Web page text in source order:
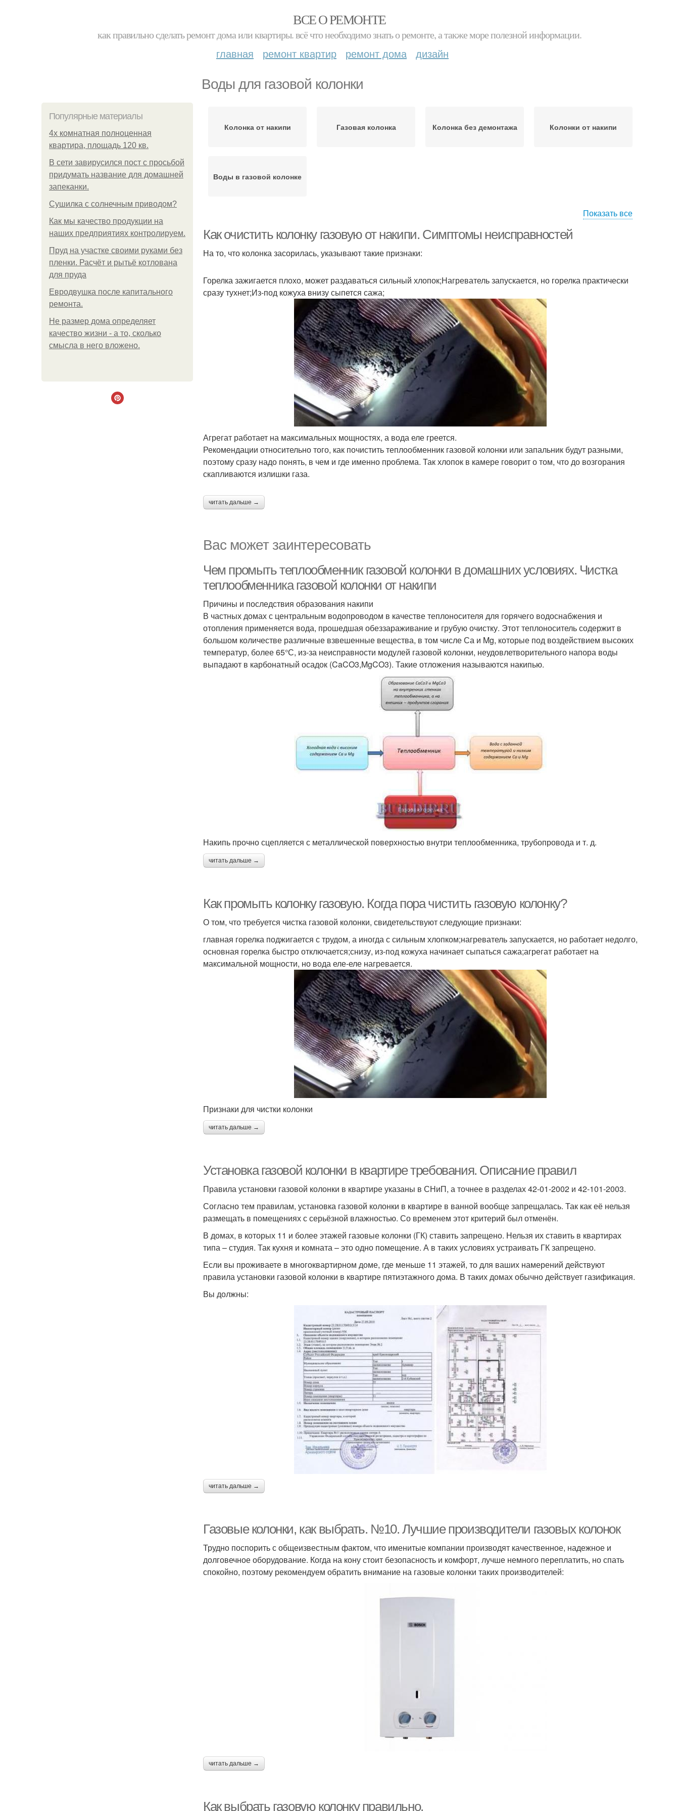
ВСЕ О РЕМОНТЕ
как правильно сделать ремонт дома или квартиры. всё что необходимо знать о ремонте, а также море полезной информации.
главная ремонт квартир ремонт дома дизайн
Воды для газовой колонки
Популярные материалы
4x комнатная полноценная
квартира, площадь 120 кв.
В сети завирусился пост с просьбой
придумать название для домашней
запеканки.
Сушилка с солнечным приводом?
Как мы качество продукции на
наших предприятиях контролируем.
Пруд на участке своими руками без
пленки. Расчёт и рытьё котлована
для пруда
Евродвушка после капитального
ремонта.
Не размер дома определяет
качество жизни - а то, сколько
смысла в него вложено.
Колонка от накипи Газовая колонка Колонка без демонтажа Колонки от накипи
Воды в газовой колонке
Показать все
Как очистить колонку газовую от накипи. Симптомы неисправностей
На то, что колонка засорилась, указывают такие признаки:
Горелка зажигается плохо, может раздаваться сильный хлопок;Нагреватель запускается, но горелка практически
сразу тухнет;Из-под кожуха внизу сыпется сажа;
Агрегат работает на максимальных мощностях, а вода еле греется.
Рекомендации относительно того, как почистить теплообменник газовой колонки или запальник будут разными,
поэтому сразу надо понять, в чем и где именно проблема. Так хлопок в камере говорит о том, что до возгорания
скапливаются излишки газа.
читать дальше →
Вас может заинтересовать
Чем промыть теплообменник газовой колонки в домашних условиях. Чистка
теплообменника газовой колонки от накипи
Причины и последствия образования накипи
В частных домах с центральным водопроводом в качестве теплоносителя для горячего водоснабжения и
отопления применяется вода, прошедшая обеззараживание и грубую очистку. Этот теплоноситель содержит в
большом количестве различные взвешенные вещества, в том числе Са и Mg, которые под воздействием высоких
температур, более 65°С, из-за неисправности модулей газовой колонки, неудовлетворительного напора воды
выпадают в карбонатный осадок (CaCO3,MgCO3). Такие отложения называются накипью.
Накипь прочно сцепляется с металлической поверхностью внутри теплообменника, трубопровода и т. д.
читать дальше →
Как промыть колонку газовую. Когда пора чистить газовую колонку?
О том, что требуется чистка газовой колонки, свидетельствуют следующие признаки:
главная горелка поджигается с трудом, а иногда с сильным хлопком;нагреватель запускается, но работает недолго,
основная горелка быстро отключается;снизу, из-под кожуха начинает сыпаться сажа;агрегат работает на
максимальной мощности, но вода еле-еле нагревается.
Признаки для чистки колонки
читать дальше →
Установка газовой колонки в квартире требования. Описание правил
Правила установки газовой колонки в квартире указаны в СНиП, а точнее в разделах 42-01-2002 и 42-101-2003.
Согласно тем правилам, установка газовой колонки в квартире в ванной вообще запрещалась. Так как её нельзя
размещать в помещениях с серьёзной влажностью. Со временем этот критерий был отменён.
В домах, в которых 11 и более этажей газовые колонки (ГК) ставить запрещено. Нельзя их ставить в квартирах
типа – студия. Так кухня и комната – это одно помещение. А в таких условиях устраивать ГК запрещено.
Если вы проживаете в многоквартирном доме, где меньше 11 этажей, то для ваших намерений действуют
правила установки газовой колонки в квартире пятиэтажного дома. В таких домах обычно действует газификация.
Вы должны:
читать дальше →
Газовые колонки, как выбрать. №10. Лучшие производители газовых колонок
Трудно поспорить с общеизвестным фактом, что именитые компании производят качественное, надежное и
долговечное оборудование. Когда на кону стоит безопасность и комфорт, лучше немного переплатить, но спать
спокойно, поэтому рекомендуем обратить внимание на газовые колонки таких производителей:
читать дальше →
Как выбрать газовую колонку правильно.